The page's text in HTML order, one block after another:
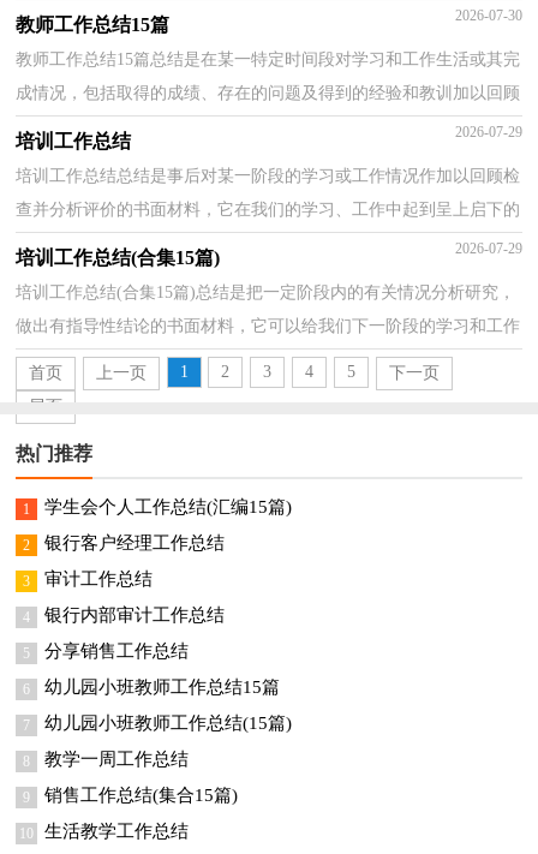
的提高，让我们好好写一份总结吧。那么总结有什...
教师工作总结15篇 2026-07-30
教师工作总结15篇总结是在某一特定时间段对学习和工作生活或其完
成情况，包括取得的成绩、存在的问题及得到的经验和教训加以回顾
和分析的书面材料，他能够提升我们的书面表达能...
培训工作总结 2026-07-29
培训工作总结总结是事后对某一阶段的学习或工作情况作加以回顾检
查并分析评价的书面材料，它在我们的学习、工作中起到呈上启下的
作用，因此好好准备一份总结吧。总结怎么写才能...
培训工作总结(合集15篇) 2026-07-29
培训工作总结(合集15篇)总结是把一定阶段内的有关情况分析研究，
做出有指导性结论的书面材料，它可以给我们下一阶段的学习和工作
生活做指导，因此我们需要回头归纳，写一份总结了。...
首页 上一页 1 2 3 4 5
下一页
尾页
热门推荐
1 学生会个人工作总结(汇编15篇)
2 银行客户经理工作总结
3 审计工作总结
4 银行内部审计工作总结
5 分享销售工作总结
6 幼儿园小班教师工作总结15篇
7 幼儿园小班教师工作总结(15篇)
8 教学一周工作总结
9 销售工作总结(集合15篇)
10 生活教学工作总结